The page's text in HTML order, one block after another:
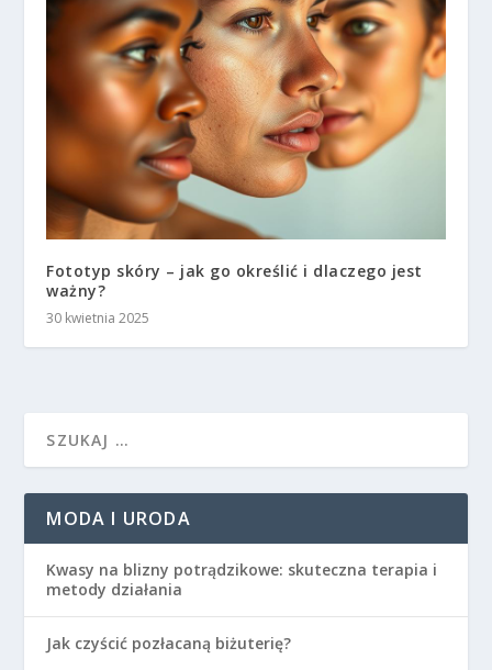
Fototyp skóry – jak go określić i dlaczego jest
ważny?
30 kwietnia 2025
MODA I URODA
Kwasy na blizny potrądzikowe: skuteczna terapia i
metody działania
Jak czyścić pozłacaną biżuterię?